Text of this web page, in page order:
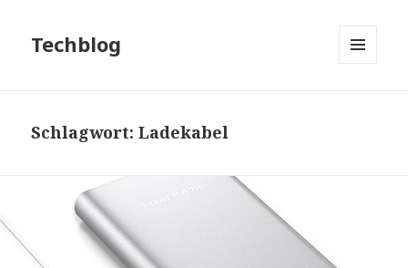
Techblog
Schlagwort:Ladekabel